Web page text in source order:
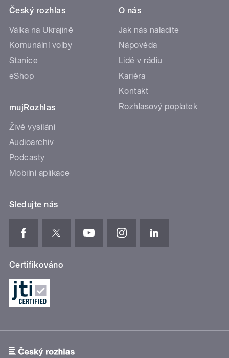
Český rozhlas
Válka na Ukrajině
Komunální volby
Stanice
eShop
mujRozhlas
Živé vysílání
Audioarchiv
Podcasty
Mobilní aplikace
O nás
Jak nás naladíte
Nápověda
Lidé v rádiu
Kariéra
Kontakt
Rozhlasový poplatek
Sledujte nás
Certifikováno